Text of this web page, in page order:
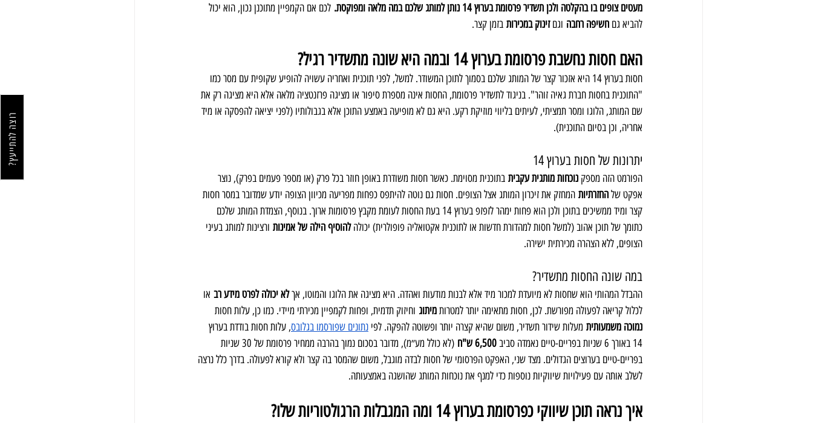
רוצה להתייעץ?
מעטים צופים בו בהקלטה ולכן תשדיר פרסומת בערוץ 14 נותן למותג שלכם במה מלאה ומפוקסת.
לכם אם הקמפיין מתוכנן נכון, הוא יכול
להביא גם חשיפה רחבה וגם זינוק במכירות בזמן קצר.
האם חסות נחשבת פרסומת בערוץ 14 ובמה היא שונה מתשדיר רגיל?
חסות בערוץ 14 היא אזכור קצר של המותג שלכם בסמוך לתוכן המשודר. למשל, לפני תוכנית ואחריה עשויה להופיע שקופית עם מסר כמו
"התוכנית בחסות חברת גאיה זוהר". בניגוד לתשדיר פרסומת, החסות אינה מספרת סיפור או מציגה פרזנטציה מלאה אלא היא מציגה רק את
שם המותג, הלוגו ומסר תמציתי, לעיתים בליווי מוזיקת רקע. היא גם לא מופיעה באמצע התוכן אלא בגבולותיו (לפני יציאה להפסקה או מיד
אחריה, וכן בסיום התוכנית).
יתרונות של חסות בערוץ 14
הפורמט הזה מספק נוכחות מותגית עקבית בתוכנית מסוימת. כאשר חסות משודרת באופן חוזר בכל פרק (או מספר פעמים בפרק), נוצר
אפקט של החזרתיות המחזק את זיכרון המותג אצל הצופים. חסות גם נוטה להיתפס כפחות מפריעה מכיוון הצופה יודע שמדובר במסר חסות
קצר ומיד ממשיכים בתוכן ולכן הוא פחות ימהר לזפזפ בערוץ 14 בעת החסות לעומת מקבץ פרסומות ארוך. בנוסף, הצמדת המותג שלכם
כתומך של תוכן אהוב (למשל חסות למהדורת חדשות או לתוכנית אקטואליה פופולרית) יכולה להוסיף הילה של אמינות ורצינות למותג בעיני
הצופים, ללא הצהרה מכירתית ישירה.
במה שונה החסות מתשדיר?
ההבדל המהותי הוא שחסות לא מיועדת למכור מיד אלא לבנות מודעות ואהדה. היא מציגה את הלוגו והמוטו, אך לא יכולה לפרט מידע רב או
לכלול קריאה לפעולה מפורשת. לכן, חסות מתאימה יותר למטרות מיתוג וחיזוק תדמית, ופחות לקמפיין מכירתי מיידי. כמו כן, עלות חסות
נמוכה משמעותית מעלות שידור תשדיר, משום שהיא קצרה יותר ופשוטה להפקה. לפי נתונים שפורסמו בגלובס, עלות חסות בודדת בערוץ
14 באורך 6 שניות בפריים-טיים נאמדה סביב
6,500 ש"ח
(לא כולל מע״מ), מדובר בסכום נמוך בהרבה ממחיר פרסומת של 30 שניות
בפריים-טיים בערוצים הגדולים. מצד שני, האפקט הפרסומי של חסות לבדה מוגבל, משום שהמסר בה קצר ולא קורא לפעולה. בדרך כלל נרצה
לשלב אותה עם פעילויות שיווקיות נוספות כדי למנף את נוכחות המותג שהושגה באמצעותה.
איך נראה תוכן שיווקי כפרסומת בערוץ 14 ומה המגבלות הרגולטוריות שלו?